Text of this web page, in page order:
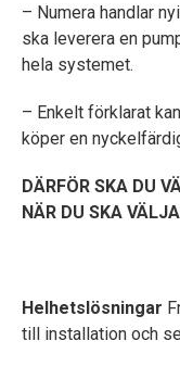
– Numera handlar
ska leverera en
hela systemet.
– Enkelt förklarat
köper en
DÄRFÖR SKA DU
NÄR DU SKA
Helhetslösningar
till installation och